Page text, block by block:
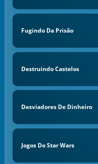
Fugindo Da Prisão
Destruindo Castelos
Desviadores De Dinheiro
Jogos Do Star Wars